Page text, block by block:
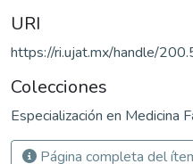
URI
https://ri.ujat.mx/handle/
Colecciones
Especialización en Medicina
Página completa del